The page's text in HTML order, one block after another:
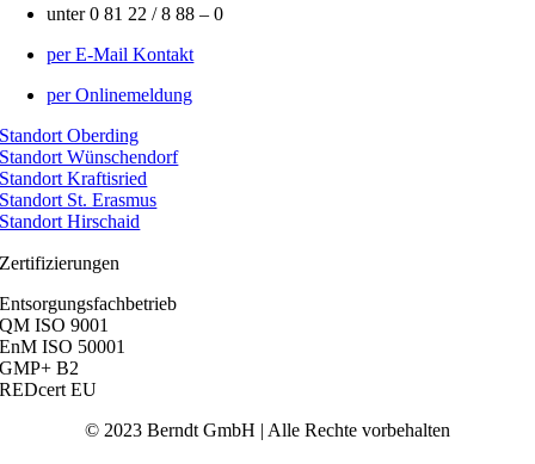
unter 0 81 22 / 8 88 – 0
per E-Mail Kontakt
per Onlinemeldung
Standort Oberding
Standort Wünschendorf
Standort Kraftisried
Standort St. Erasmus
Standort Hirschaid
Zertifizierungen
Entsorgungsfachbetrieb
QM ISO 9001
EnM ISO 50001
GMP+ B2
REDcert EU
© 2023 Berndt GmbH | Alle Rechte vorbehalten